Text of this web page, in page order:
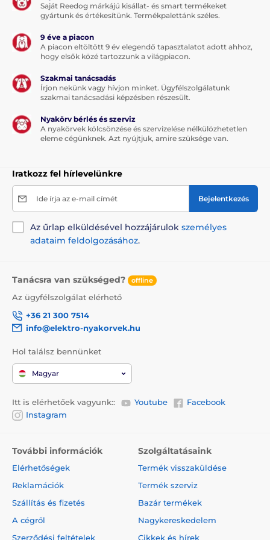
Kutyák számára 50 kg alatt
A póráz súlya 276 g
A termék előnyei:
vezérlés egyetlen gombnyomással
multipozíciós szalag - nem akad be
A termék hátrányai:
nincs
A csomag tartalma:
1 x Reedog Senza automata szalagos póráz
A műszaki specifikációk előzetes értesítés nélkül
változhatnak. A képek csak illusztrációk.
A termék a következő kategóriákba sorolt
Kutyapóráz Automata póráz
Szalagos Közepes testű kutyáknak
Nagytestű kutyáknak
Saját Reedog márkájú kisállat- és smart termékeket
gyártunk és értékesítünk. Termékpalettánk széles.
9 éve a piacon
A piacon eltöltött 9 év elegendő tapasztalatot adott ahhoz,
hogy elsők közé tartozzunk a világpiacon.
Szakmai tanácsadás
Írjon nekünk vagy hívjon minket. Ügyfélszolgálatunk
szakmai tanácsadási képzésben részesült.
Nyakörv bérlés és szerviz
A nyakörvek kölcsönzése és szervizelése nélkülözhetetlen
eleme cégünknek. Azt nyújtjuk, amire szüksége van.
Iratkozz fel hírlevelünkre
Ide írja az e-mail címét Bejelentkezés
Az űrlap elküldésével hozzájárulok személyes
adataim feldolgozásához.
Tanácsra van szükséged? offline
Az ügyfélszolgálat elérhető
+36 21 300 7514
info@elektro-nyakorvek.hu
Hol találsz bennünket
Magyar
Itt is elérhetőek vagyunk:: Youtube
Facebook
Instagram
További információk
Elérhetőségek
Reklamációk
Szállítás és fizetés
A cégről
Szerződési feltételek
Szolgáltatásaink
Termék visszaküldése
Termék szerviz
Bazár termékek
Nagykereskedelem
Cikkek és hírek